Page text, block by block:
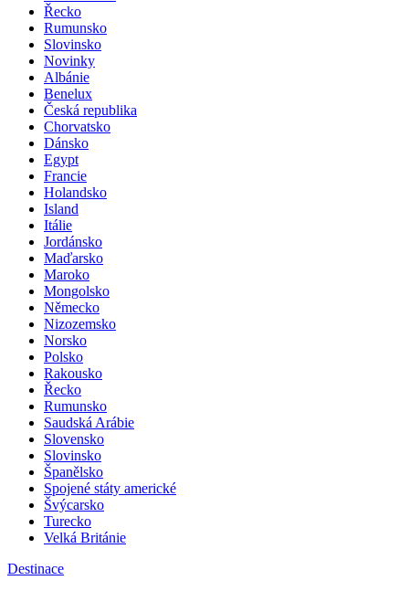
Řecko
Rumunsko
Slovinsko
Novinky
Albánie
Benelux
Česká republika
Chorvatsko
Dánsko
Egypt
Francie
Holandsko
Island
Itálie
Jordánsko
Maďarsko
Maroko
Mongolsko
Německo
Nizozemsko
Norsko
Polsko
Rakousko
Řecko
Rumunsko
Saudská Arábie
Slovensko
Slovinsko
Španělsko
Spojené státy americké
Švýcarsko
Turecko
Velká Británie
Destinace